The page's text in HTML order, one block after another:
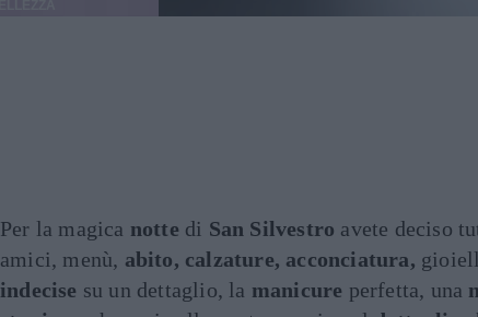
Per la magica notte di San Silvestro avete deciso
amici, menù, abito, calzature, acconciatura,
indecise su un dettaglio, la manicure perfetta, una